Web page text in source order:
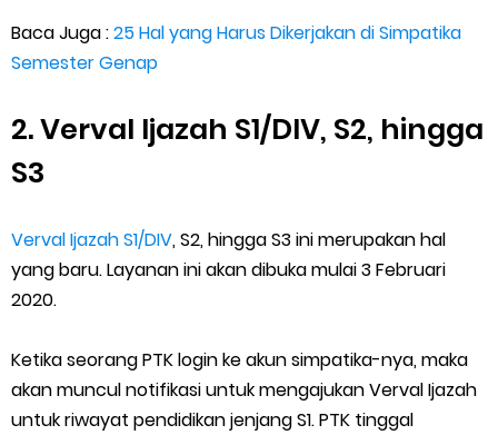
Baca Juga :25 Hal yang Harus Dikerjakan di Simpatika
Semester Genap
2. Verval Ijazah S1/DIV, S2, hingga
S3
Verval Ijazah S1/DIV, S2, hingga S3 ini merupakan hal
yang baru. Layanan ini akan dibuka mulai 3 Februari
2020.
Ketika seorang PTK login ke akun simpatika-nya, maka
akan muncul notifikasi untuk mengajukan Verval Ijazah
untuk riwayat pendidikan jenjang S1. PTK tinggal